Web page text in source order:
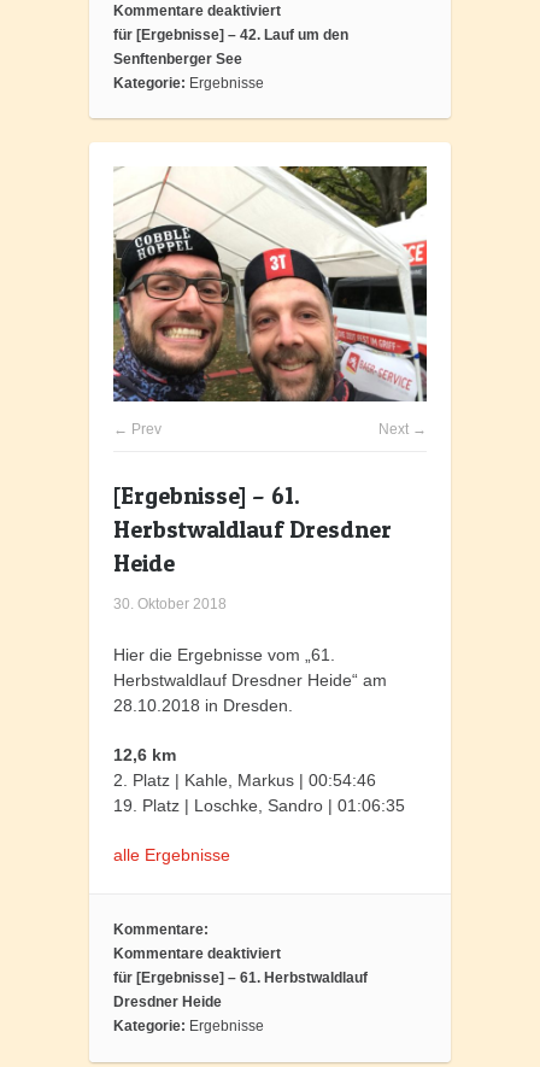
Kommentare deaktiviert
für [Ergebnisse] – 42. Lauf um den
Senftenberger See
Kategorie: Ergebnisse
← Prev Next →
[Ergebnisse] – 61.
Herbstwaldlauf Dresdner
Heide
30. Oktober 2018
Hier die Ergebnisse vom „61.
Herbstwaldlauf Dresdner Heide“ am
28.10.2018 in Dresden.
12,6 km
2. Platz | Kahle, Markus | 00:54:46
19. Platz | Loschke, Sandro | 01:06:35
alle Ergebnisse
Kommentare:
Kommentare deaktiviert
für [Ergebnisse] – 61. Herbstwaldlauf
Dresdner Heide
Kategorie: Ergebnisse